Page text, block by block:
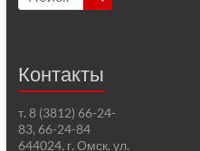
Контакты
т. 8 (3812) 66-24-
83, 66-24-84
644024, г. Омск, ул.